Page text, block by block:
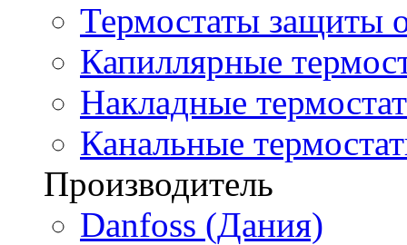
Термостаты защиты
Капиллярные
Накладные
Канальные
Производитель
Danfoss (Дания)